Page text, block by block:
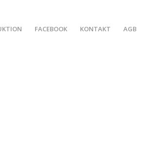
FACEBOOK KONTAKT AGB